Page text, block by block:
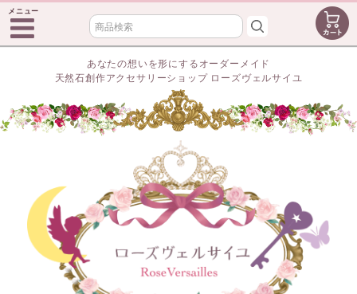
メニュー
あなたの想いを形にするオーダーメイド
天然石創作アクセサリーショップ ローズヴェルサイユ